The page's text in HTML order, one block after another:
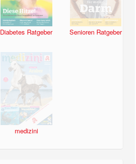
Diabetes Ratgeber Senioren Ratgeber
medizini